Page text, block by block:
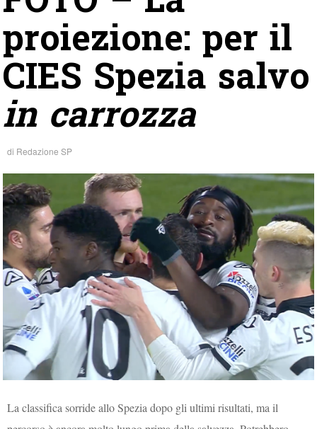
proiezione: per il
CIES Spezia salvo
in carrozza
di Redazione SP
La classifica sorride allo Spezia dopo gli ultimi risultati, ma il